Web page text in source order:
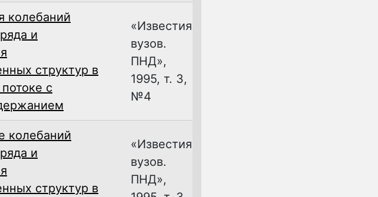
колебаний
и
структур в
с
«Известия
вузов.
ПНД»,
1995, т. 3,
№4
колебаний
и
структур в
«Известия
вузов.
ПНД»,